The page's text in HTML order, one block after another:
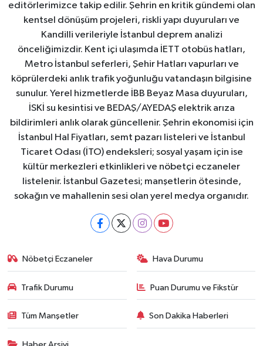
editörlerimizce takip edilir. Şehrin en kritik gündemi olan
kentsel dönüşüm projeleri, riskli yapı duyuruları ve
Kandilli verileriyle İstanbul deprem analizi
önceliğimizdir. Kent içi ulaşımda İETT otobüs hatları,
Metro İstanbul seferleri, Şehir Hatları vapurları ve
köprülerdeki anlık trafik yoğunluğu vatandaşın bilgisine
sunulur. Yerel hizmetlerde İBB Beyaz Masa duyuruları,
İSKİ su kesintisi ve BEDAŞ/AYEDAŞ elektrik arıza
bildirimleri anlık olarak güncellenir. Şehrin ekonomisi için
İstanbul Hal Fiyatları, semt pazarı listeleri ve İstanbul
Ticaret Odası (İTO) endeksleri; sosyal yaşam için ise
kültür merkezleri etkinlikleri ve nöbetçi eczaneler
listelenir. İstanbul Gazetesi; manşetlerin ötesinde,
sokağın ve mahallenin sesi olan yerel medya organıdır.
Nöbetçi Eczaneler Hava Durumu
Trafik Durumu Puan Durumu ve Fikstür
Tüm Manşetler Son Dakika Haberleri